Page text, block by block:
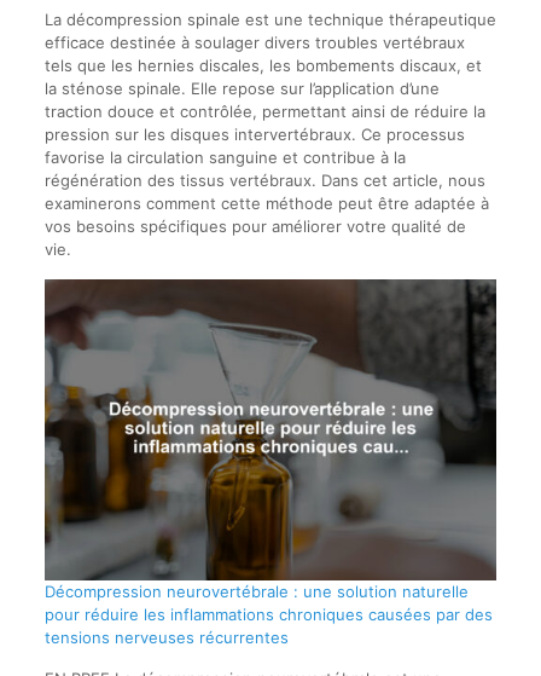
La décompression spinale est une technique thérapeutique
efficace destinée à soulager divers troubles vertébraux
tels que les hernies discales, les bombements discaux, et
la sténose spinale. Elle repose sur l’application d’une
traction douce et contrôlée, permettant ainsi de réduire la
pression sur les disques intervertébraux. Ce processus
favorise la circulation sanguine et contribue à la
régénération des tissus vertébraux. Dans cet article, nous
examinerons comment cette méthode peut être adaptée à
vos besoins spécifiques pour améliorer votre qualité de
vie.
Décompression neurovertébrale : une solution naturelle
pour réduire les inflammations chroniques causées par des
tensions nerveuses récurrentes